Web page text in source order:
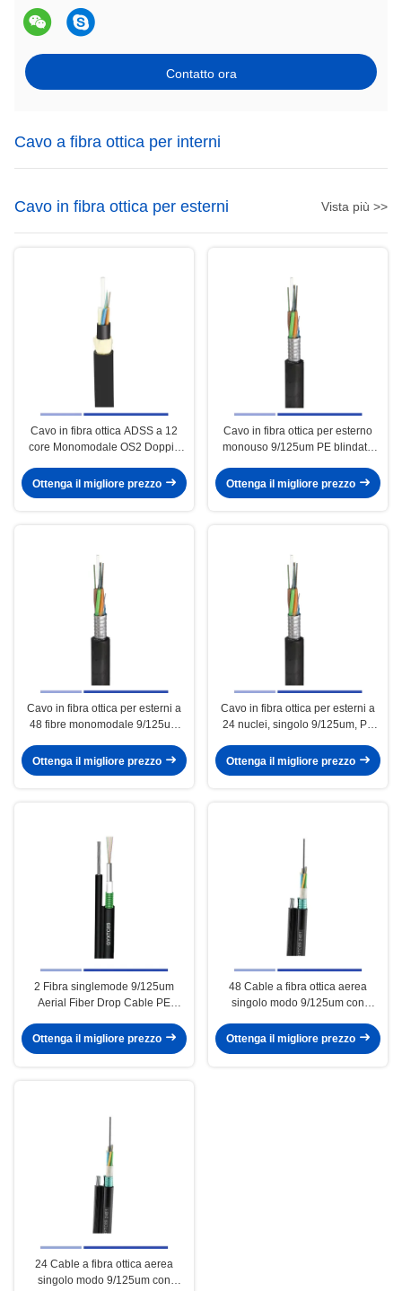
Contatto ora
Cavo a fibra ottica per interni
Cavo in fibra ottica per esterni Vista più >>
Cavo in fibra ottica ADSS a 12
core Monomodale OS2 Doppia
Ottenga il migliore prezzo
Cavo in fibra ottica per esterno
monouso 9/125um PE blindato
Ottenga il migliore prezzo
Cavo in fibra ottica per esterni a
48 fibre monomodale 9/125um
Ottenga il migliore prezzo
Cavo in fibra ottica per esterni a
24 nuclei, singolo 9/125um, PE
Ottenga il migliore prezzo
2 Fibra singlemode 9/125um
Aerial Fiber Drop Cable PE
Ottenga il migliore prezzo
48 Cable a fibra ottica aerea
singolo modo 9/125um con
GYTC8S
Ottenga il migliore prezzo
24 Cable a fibra ottica aerea
singolo modo 9/125um con